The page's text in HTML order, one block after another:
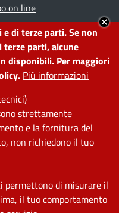
di terze parti. Se non
parti, alcune
disponibili. Per maggiori
Più informazioni
strettamente
e la fornitura del
non richiedono il tuo
permettono di misurare il
il tuo comportamento
on line
web
di miglioramento dei